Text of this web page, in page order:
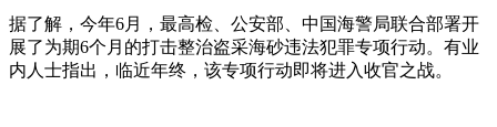
据了解，今年6月，最高检、公安部、中国海警局联合部署开
展了为期6个月的打击整治盗采海砂违法犯罪专项行动。有业
内人士指出，临近年终，该专项行动即将进入收官之战。